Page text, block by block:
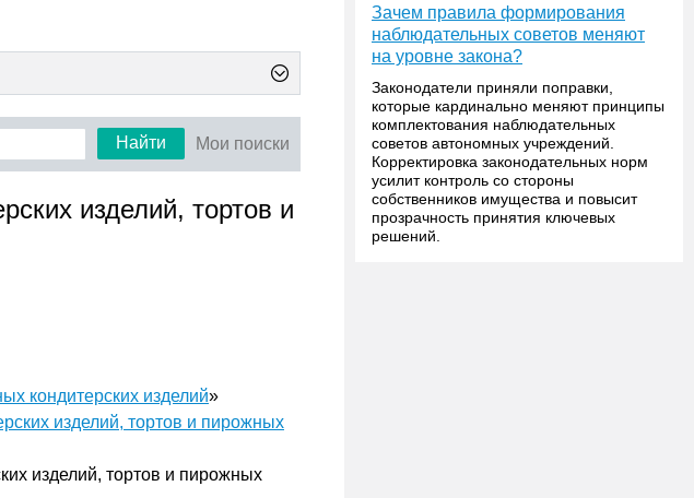
Найти Мои поиски
изделий, тортов и
кондитерских изделий»
изделий, тортов и пирожных
изделий, тортов и пирожных
Зачем правила формирования
наблюдательных советов меняют
на уровне закона?
Законодатели приняли поправки,
которые кардинально меняют принципы
комплектования наблюдательных
советов автономных учреждений.
Корректировка законодательных норм
усилит контроль со стороны
собственников имущества и повысит
прозрачность принятия ключевых
решений.